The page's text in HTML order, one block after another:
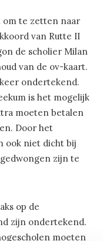
om te zetten naar
van Rutte II
de scholier Milan
van de ov-kaart.
ondertekend.
is het mogelijk
moeten betalen
Door het
ook niet dicht bij
zijn te
op de
zijn ondertekend.
moeten